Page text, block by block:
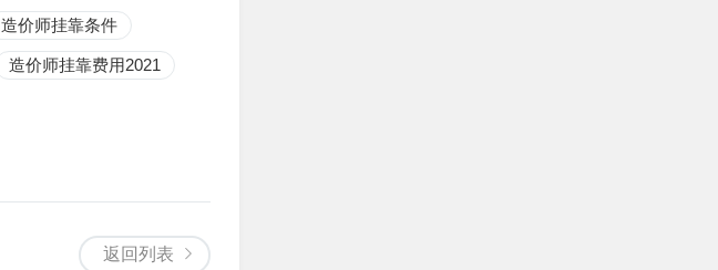
造价师挂靠条件
造价师挂靠费用2021
返回列表